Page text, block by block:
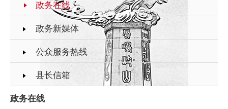
政务在线
政务新媒体
公众服务热线
县长信箱
政务在线